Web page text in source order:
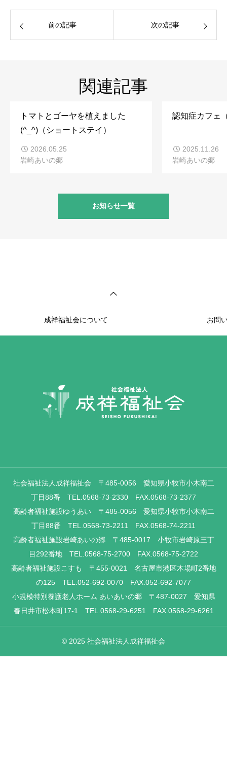
前の記事 次の記事
関連記事
トマトとゴーヤを植えました
(^_^)（ショートステイ）
2026.05.25
岩崎あいの郷
認知症カフェ
2025.11.26
岩崎あいの郷
お知らせ一覧
成祥福祉会について お問
社会福祉法人成祥福祉会 〒485-0056 愛知県小牧市小木南二
丁目88番 TEL.0568-73-2330 FAX.0568-73-2377
高齢者福祉施設ゆうあい 〒485-0056 愛知県小牧市小木南二
丁目88番 TEL.0568-73-2211 FAX.0568-74-2211
高齢者福祉施設岩崎あいの郷 〒485-0017 小牧市岩崎原三丁
目292番地 TEL.0568-75-2700 FAX.0568-75-2722
高齢者福祉施設こすも 〒455-0021 名古屋市港区木場町2番地
の125 TEL.052-692-0070 FAX.052-692-7077
小規模特別養護老人ホーム あいあいの郷 〒487-0027 愛知県
春日井市松本町17-1 TEL.0568-29-6251 FAX.0568-29-6261
© 2025 社会福祉法人成祥福祉会